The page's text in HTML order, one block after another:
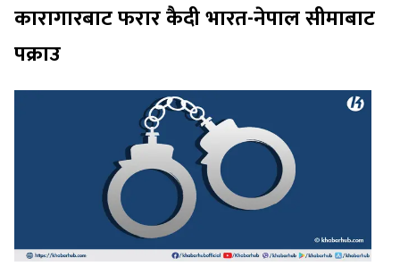
कारागारबाट फरार कैदी भारत-नेपाल सीमाबाट
पक्राउ